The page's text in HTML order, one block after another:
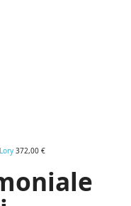
372,00 €